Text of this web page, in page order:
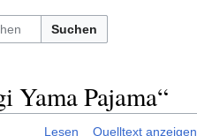
Suchen
Yama Pajama“
Lesen Quelltext anzeigen